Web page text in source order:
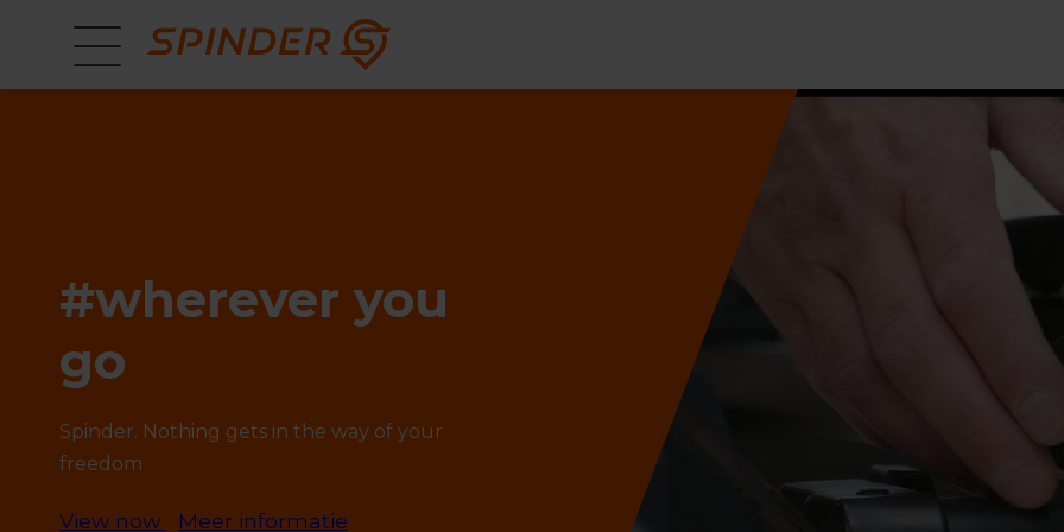
#wherever you
go
Spinder. Nothing gets in the way of your
freedom
View now Meer informatie